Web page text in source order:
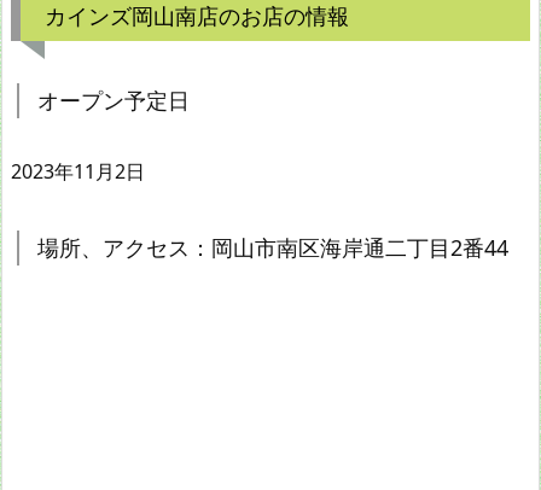
カインズ岡山南店のお店の情報
オープン予定日
2023年11月2日
場所、アクセス：岡山市南区海岸通二丁目2番44